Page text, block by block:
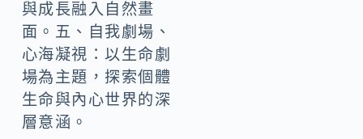
與成長融入自然畫
面。五、自我劇場、
心海凝視：以生命劇
場為主題，探索個體
生命與內心世界的深
層意涵。